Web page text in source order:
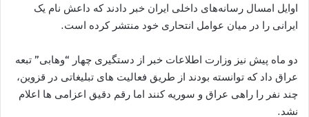
اوایل امسال رسانه‌های داخلی ایران خبر دادند که داعش نام یک
ایرانی را در میان عوامل انتحاری خود منتشر کرده است.
دو ماه پیش نیز وزارت اطلاعات خبر از دستگیری چهار “وهابی” تبعه
عراق داد که توانسته بودند از طریق فعالیت های تبلیغاتی در قزوین،
چند نفر را راهی عراق و سوریه کنند اما رقم دقیق اعزامی ها اعلام
نشد.